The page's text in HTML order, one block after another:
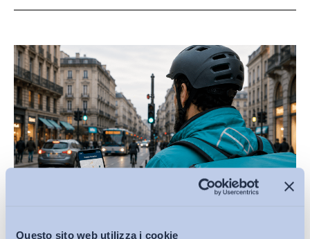
Questo sito web utilizza i cookie